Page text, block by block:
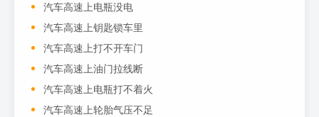
汽车高速上电瓶没电
汽车高速上钥匙锁车里
汽车高速上打不开车门
汽车高速上油门拉线断
汽车高速上电瓶打不着火
汽车高速上轮胎气压不足